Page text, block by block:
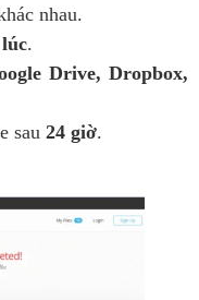
nhau.
.
Drive, Dropbox,
sau 24 giờ.